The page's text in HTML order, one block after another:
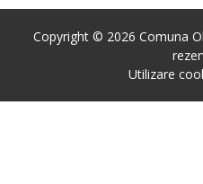
Copyright © 2026 Comuna
Utilizare